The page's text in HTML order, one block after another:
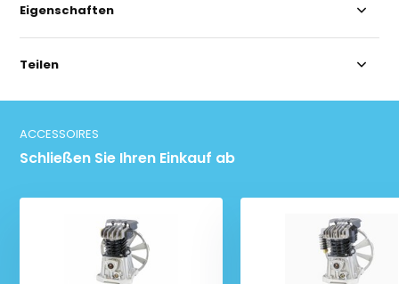
Eigenschaften
Teilen
ACCESSOIRES
Schließen Sie Ihren Einkauf ab